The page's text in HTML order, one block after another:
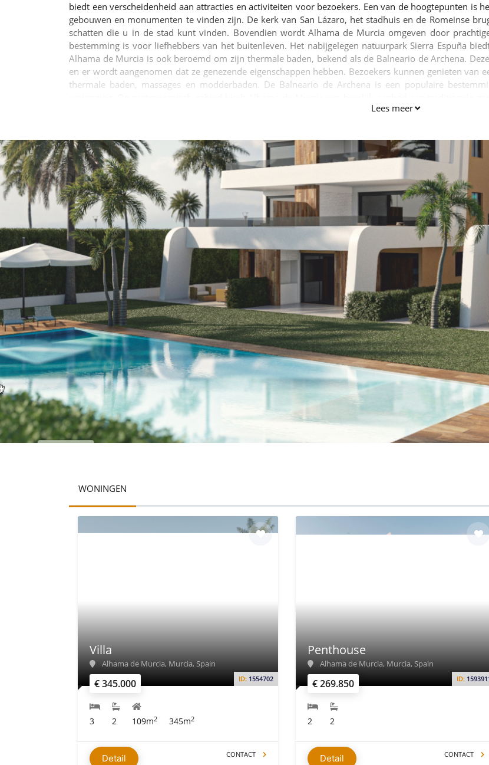
biedt een verscheidenheid aan attracties en activiteiten voor bezoekers. Een van de hoogtepunten is
gebouwen en monumenten te vinden zijn. De kerk van San Lázaro, het stadhuis en de Romeinse
schatten die u in de stad kunt vinden. Bovendien wordt Alhama de Murcia omgeven door
bestemming is voor liefhebbers van het buitenleven. Het nabijgelegen natuurpark Sierra Espuña
Alhama de Murcia is ook beroemd om zijn thermale baden, bekend als de Balneario de Archena.
en er wordt aangenomen dat ze genezende eigenschappen hebben. Bezoekers kunnen genieten van
thermale baden, massages en modderbaden. De Balneario de Archena is een populaire
mediterrane als de Murciaanse tradities. Enkele van de gerechten die je zeker moet proberen zijn
schoonheid en gastronomie combineert. Of u nu geïnteresseerd bent in het verkennen van het rijke
van de lokale keuken, Alhama de Murcia heeft voor iedereen iets te bieden.
Lees meer
WONINGEN
€ 345.000 ID: 1554702
Villa
Alhama de Murcia, Murcia, Spain
3 2 109m2 345m2
Detail CONTACT
€ 269.850 ID:
Penthouse
Alhama de Murcia, Murcia, Spain
2 2
Detail CONTACT